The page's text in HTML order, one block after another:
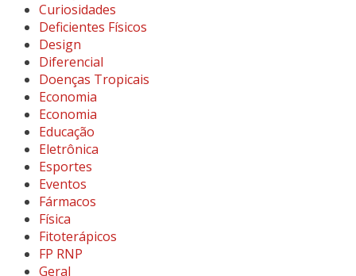
Curiosidades
Deficientes Físicos
Design
Diferencial
Doenças Tropicais
Economia
Economia
Educação
Eletrônica
Esportes
Eventos
Fármacos
Física
Fitoterápicos
FP RNP
Geral